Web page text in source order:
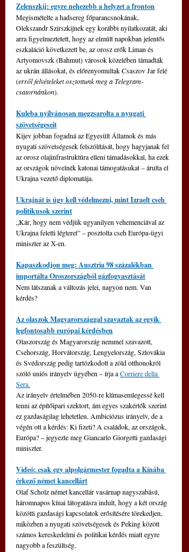
Zelenszkij: egyre nehezebb a helyzet a fronton
Megismételte a hadsereg főparancsnokának,
Olekszandr Szirszkijnek egy korábbi nyilatkozatát, aki
arra figyelmeztetett, hogy az elmúlt napokban jelentős
eszkaláció következett be, az orosz erők Liman és
Artyomovszk (Bahmut) városok közelében támadták
az ukrán állásokat, és előrenyomultak Csaszov Jar felé
(erről felvételeket osztottunk meg a Telegram-
csatornánkon).
Kuleba nyilvánosan megzsarolta a nyugati
szövetségeseit
Kijev jobban fogadná az Egyesült Államok és más
nyugati szövetségesek felszólítását, hogy hagyjanak fel
az orosz olajinfrastruktúra elleni támadásokkal, ha ezek
az országok növelnék katonai támogatásukat – árulta el
Ukrajna vezető diplomatája.
Ukrajnát is úgy kell védelmezni, mint Izraelt cseh
politikusok szerint
„Kár, hogy nem védjük ugyanilyen vehemenciával az
Ukrajna feletti légteret” – posztolta cseh Európa-ügyi
miniszter az X-en.
Kapaszkodjon meg: Ausztria 98 százalékban
importálta Oroszországból gázfogyasztását
Nem látszanak a változás jelei, nagyon nem. Van
kérdés?
Az olaszok Magyarországgal szavaztak az egyik
legfontosabb európai kérdésben
Olaszország és Magyarország nemmel szavazott,
Csehország, Horvátország, Lengyelország, Szlovákia
és Svédország pedig tartózkodott a zöld otthonokról
szóló uniós irányelv ügyében – írja a Corriere della
Sera.
Az irányelv értelmében 2050-re klímasemlegessé kell
tenni az építőipari szektort, ám egyes szakértők szerint
ez gazdaságilag lehetetlen. Ambiciózus irányelv, de a
végén ott a kérdés: Ki fizeti? A családok, az országok,
Európa? – jegyezte meg Giancarlo Giorgetti gazdasági
miniszter.
Videó: csak egy alpolgármester fogadta a Kínába
érkező német kancellárt
Olaf Scholz német kancellár vasárnap nagyszabású,
háromnapos kínai látogatásra indult, hogy a két ország
közötti gazdasági kapcsolatok erősítésére törekedjen,
miközben a nyugati szövetségesek és Peking között
számos kereskedelmi és politikai kérdés miatt egyre
nagyobb a feszültség.